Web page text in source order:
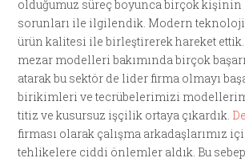
olduğumuz süreç boyunca birçok
sorunları ile ilgilendik. Modern
ürün kalitesi ile birleştirerek hareket
mezar modelleri bakımında birçok
atarak bu sektör de lider firma olmayı
birikimleri ve tecrübelerimizi
titiz ve kusursuz işçilik ortaya çıkardık.
firması olarak çalışma arkadaşlarımız
tehlikelere ciddi önlemler aldık. Bu